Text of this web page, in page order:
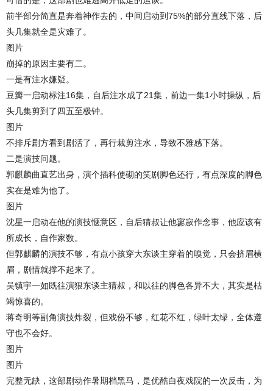
前半部分简直是奔着神作去的，中间启动到75%的部分直线下落，后
头几集就全是灾难了。
图片
崩掉的原因主要有二。
一是有注水嫌疑。
豆瓣一启动标注16集，自后注水成了21集，前边一集1小时操纵，后
头几集剪到了四五至极钟。
图片
不排斥剧方看到剧活了，再行裁剪注水，导致不雅感下落。
二是演技问题。
郭麒麟曲直艺出身，演个插科使砌的笑剧脚色还行，有点深度的脚色
实在是难为他了。
图片
沈星一启动在他的演技惬意区，自后猜叔让他寥寂作念事，他应该有
所成长，自作家数。
但郭麒麟的演技不够，有点小孩穿大东谈主穿着的嗅觉，只会挤眉横
眉，剧情就撑不起来了。
吴镇宇一如既往演狠东谈主猜叔，和以往的脚色各异不大，其实是枯
竭惊喜的。
蒋奇明等副角演技炸裂，但戏份不够，红花不红，绿叶太绿，全体遵
守也不会好。
图片
图片
完整无缺，这部剧动作暑期档黑马，是优酷白夜戏院的一次反击，为